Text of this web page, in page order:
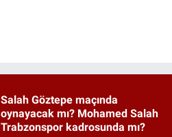
Salah Göztepe maçında
oynayacak mı? Mohamed Salah
Trabzonspor kadrosunda mı?